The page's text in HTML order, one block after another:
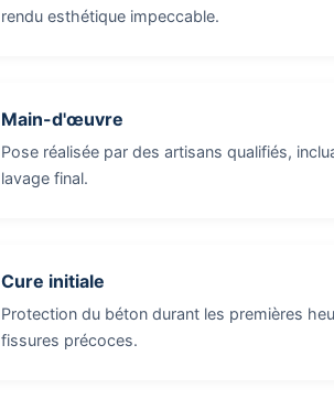
rendu esthétique impeccable.
Main-d'œuvre
Pose réalisée par des artisans qualifiés,
lavage final.
Cure initiale
Protection du béton durant les premières
fissures précoces.